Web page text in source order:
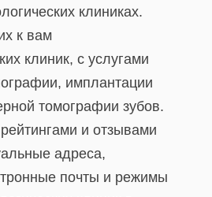
клиниках.
к вам
клиник, с услугами
имплантации
томографии зубов.
и отзывами
адреса,
почты и режимы